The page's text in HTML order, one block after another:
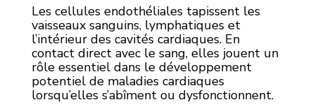
Les cellules endothéliales tapissent les
vaisseaux sanguins, lymphatiques et
l’intérieur des cavités cardiaques. En
contact direct avec le sang, elles jouent un
rôle essentiel dans le développement
potentiel de maladies cardiaques
lorsqu’elles s’abîment ou dysfonctionnent.